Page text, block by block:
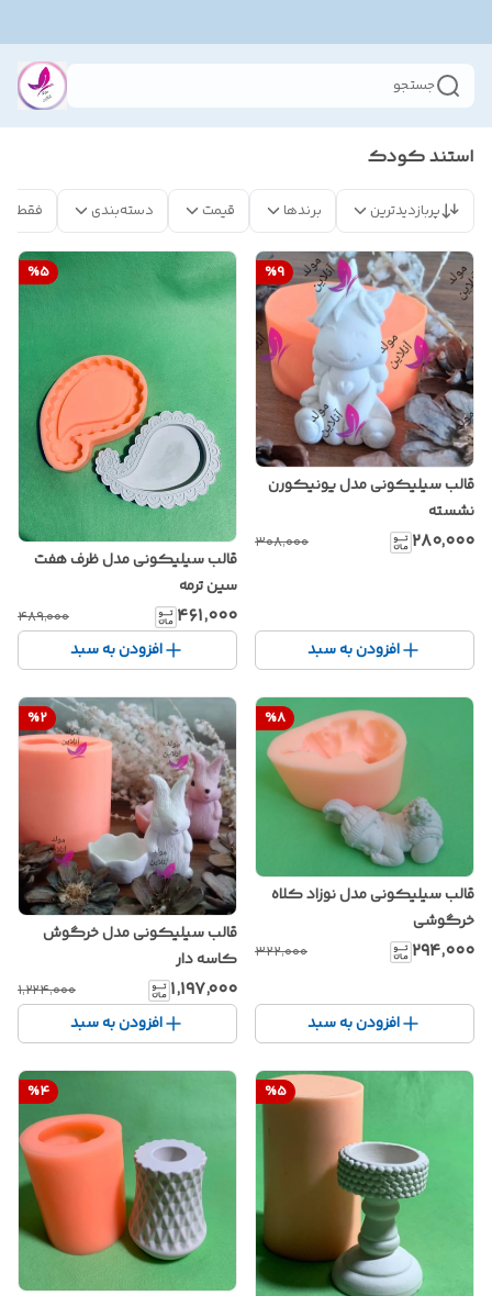
جستجو
استند کودک
پربازدیدترین برندها قیمت دسته‌بندی فقط
%9
قالب سیلیکونی مدل یونیکورن
نشسته
۲۸۰٬۰۰۰ ۳۰۸٬۰۰۰
افزودن به سبد
%5
قالب سیلیکونی مدل ظرف هفت
سین ترمه
۴۶۱٬۰۰۰ ۴۸۹٬۰۰۰
افزودن به سبد
%8
قالب سیلیکونی مدل نوزاد کلاه
خرگوشی
۲۹۴٬۰۰۰ ۳۲۲٬۰۰۰
افزودن به سبد
%2
قالب سیلیکونی مدل خرگوش
کاسه دار
۱٬۱۹۷٬۰۰۰ ۱٬۲۲۴٬۰۰۰
افزودن به سبد
%5
%4